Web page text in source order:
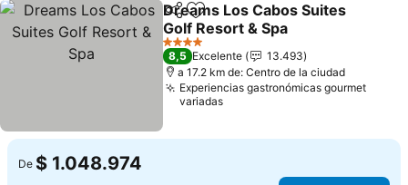
CompartirAgregar a favoritos
Dreams Los Cabos Suites
Golf Resort & Spa
4 Estrellas
8,5 Excelente
13.493
a 17.2 km de: Centro de la ciudad
Experiencias gastronómicas gourmet
variadas
De $ 1.048.974